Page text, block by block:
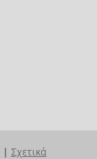
| Σχετικά